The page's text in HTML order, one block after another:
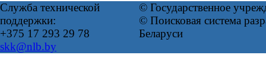
Служба технической
поддержки:
+375 17 293 29 78
skk@nlb.by
© Государственное
© Поисковая система
Беларуси